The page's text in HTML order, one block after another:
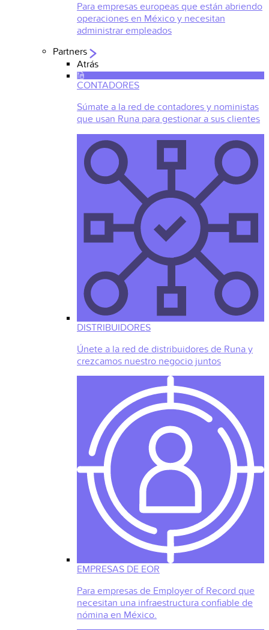
Para empresas europeas que están abriendo
operaciones en México y necesitan
administrar empleados
Partners
Atrás
CONTADORES
Súmate a la red de contadores y noministas
que usan Runa para gestionar a sus clientes
DISTRIBUIDORES
Únete a la red de distribuidores de Runa y
crezcamos nuestro negocio juntos
EMPRESAS DE EOR
Para empresas de Employer of Record que
necesitan una infraestructura confiable de
nómina en México.